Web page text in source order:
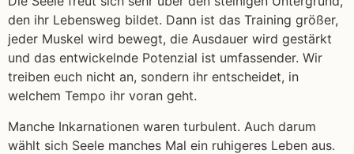
den ihr Lebensweg bildet. Dann ist das Training größer,
jeder Muskel wird bewegt, die Ausdauer wird gestärkt
und das entwickelnde Potenzial ist umfassender. Wir
treiben euch nicht an, sondern ihr entscheidet, in
welchem Tempo ihr voran geht.
Manche Inkarnationen waren turbulent. Auch darum
wählt sich Seele manches Mal ein ruhigeres Leben aus.